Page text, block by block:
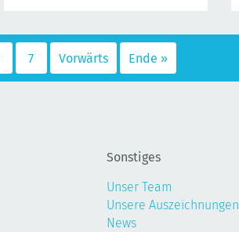
7 Vorwärts Ende »
Sonstiges
Unser Team
Unsere Auszeichnungen
News